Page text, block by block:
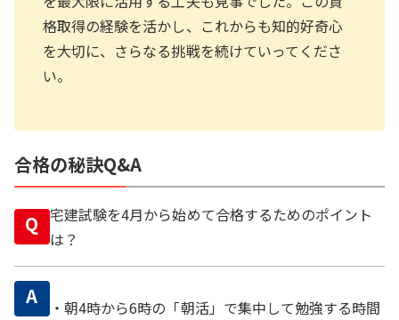
格取得の経験を活かし、これからも知的好奇心
を大切に、さらなる挑戦を続けていってくださ
い。
合格の秘訣Q&A
Q 宅建試験を4月から始めて合格するためのポイント
は？
A
・朝4時から6時の「朝活」で集中して勉強する時間